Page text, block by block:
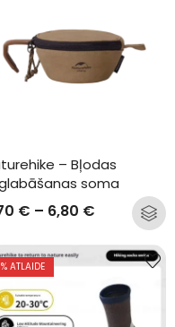
– Bļodas
soma
€ – 6,80 €
% ATLAIDE